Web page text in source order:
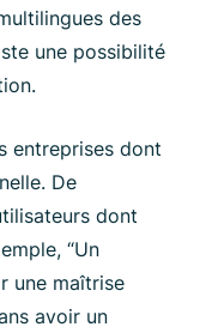
des
une possibilité
entreprises dont
De
dont
“Un
une maîtrise
avoir un